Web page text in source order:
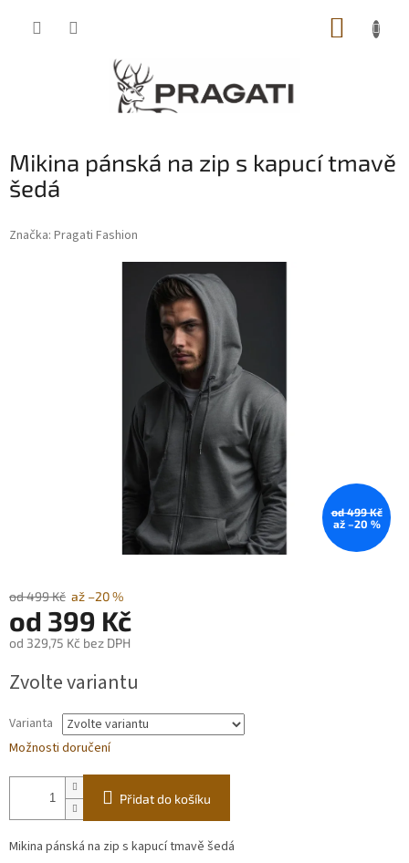
Mikina pánská na zip s kapucí tmavě
šedá
Značka: Pragati Fashion
od 499 Kč
až –20 %
od 499 Kč až –20 %
od 399 Kč
od 329,75 Kč bez DPH
cena:
Zvolte variantu
Varianta
Možnosti doručení
Přidat do košíku
Mikina pánská na zip s kapucí tmavě šedá